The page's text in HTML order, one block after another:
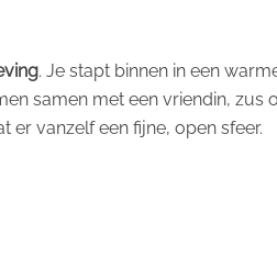
. Je stapt binnen in een
samen met een vriendin,
er vanzelf een fijne, open sfeer.